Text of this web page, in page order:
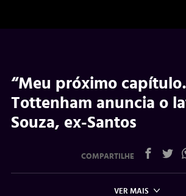
“Meu próximo
Tottenham anuncia o
Souza, ex-Santos
COMPARTILHE
VER MAIS